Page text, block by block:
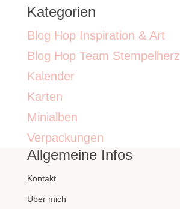
Kategorien
Blog Hop Inspiration & Art
Blog Hop Team Stempelherz
Kalender
Karten
Minialben
Verpackungen
Allgemeine Infos
Kontakt
Über mich